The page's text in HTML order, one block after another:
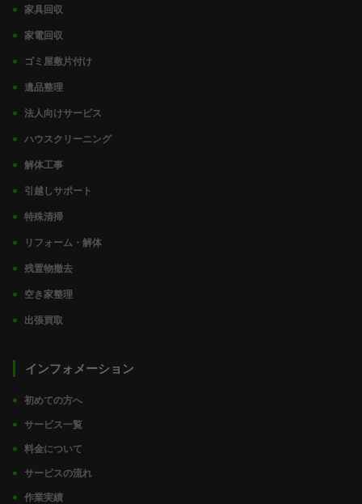
家具回収
家電回収
ゴミ屋敷片付け
遺品整理
法人向けサービス
ハウスクリーニング
解体工事
引越しサポート
特殊清掃
リフォーム・解体
残置物撤去
空き家整理
出張買取
インフォメーション
初めての方へ
サービス一覧
料金について
サービスの流れ
作業実績